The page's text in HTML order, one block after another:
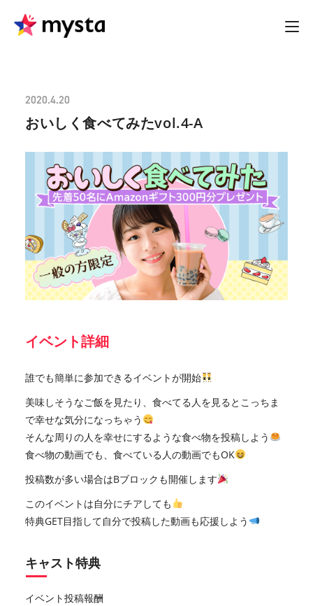
2020.4.20
おいしく食べてみたvol.4-A
イベント詳細
誰でも簡単に参加できるイベントが開始
美味しそうなご飯を見たり、食べてる人を見るとこっちま
で幸せな気分になっちゃう
そんな周りの人を幸せにするような食べ物を投稿しよう
食べ物の動画でも、食べている人の動画でもOK
投稿数が多い場合はBブロックも開催します
このイベントは自分にチアしても
特典GET目指して自分で投稿した動画も応援しよう
キャスト特典
イベント投稿報酬